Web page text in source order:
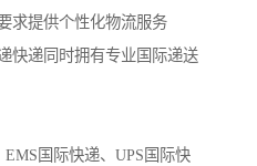
求提供个性化物流服务
快递同时拥有专业国际递送
国际快递、UPS国际快